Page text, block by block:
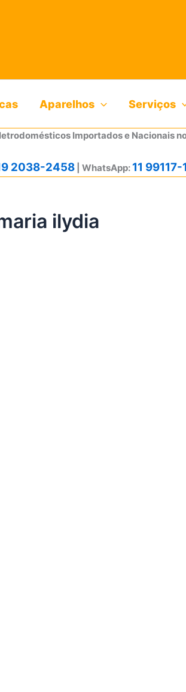
Aparelhos Serviços
Importados e Nacionais
2038-2458 | WhatsApp: 11
ilydia